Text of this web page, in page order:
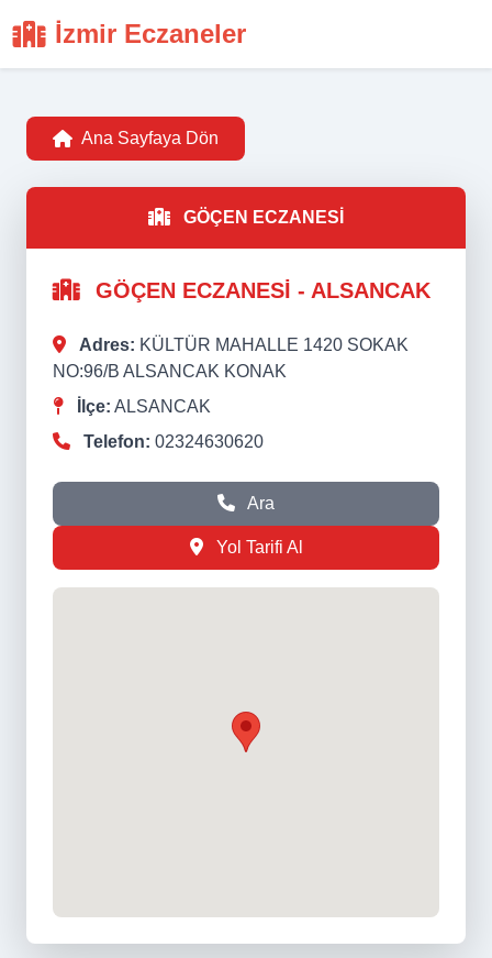
İzmir Eczaneler
Ana Sayfaya Dön
GÖÇEN ECZANESİ
GÖÇEN ECZANESİ - ALSANCAK
Adres: KÜLTÜR MAHALLE 1420 SOKAK
NO:96/B ALSANCAK KONAK
İlçe: ALSANCAK
Telefon: 02324630620
Ara
Yol Tarifi Al